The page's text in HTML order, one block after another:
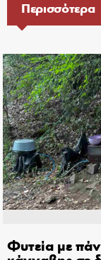
Περισσότερα
Φυτεία με